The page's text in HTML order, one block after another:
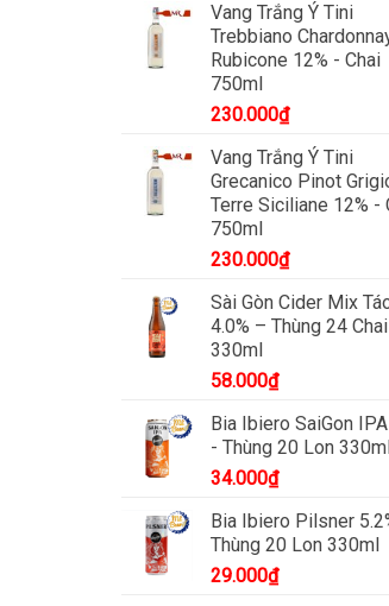
Vang Trắng Ý Tini
Trebbiano
Rubicone 12% - Chai
750ml
230.000₫
Vang Trắng Ý Tini
Grecanico Pinot
Terre Siciliane 12% -
750ml
230.000₫
Sài Gòn Cider Mix
4.0% – Thùng 24 Chai
330ml
58.000₫
Bia Ibiero SaiGon
- Thùng 20 Lon
34.000₫
Bia Ibiero Pilsner
Thùng 20 Lon 330ml
29.000₫